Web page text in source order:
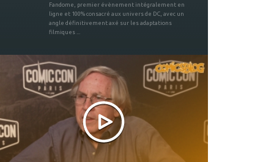
Fandome, premier évènement intégralement en
ligne et 100% consacré aux univers de DC, avec un
angle définitivement axé sur les adaptations
filmiques ...